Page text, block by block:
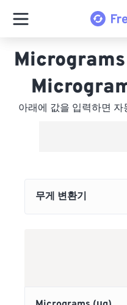
아래에 값을 입력하면